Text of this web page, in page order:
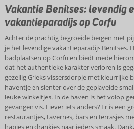
en suites
Zwembad
met
uitzicht
Vakantie Benitses: levendig
vakantieparadijs op Corfu
Achter de prachtig begroeide bergen met
je het levendige vakantieparadijs Benitses.
badplaatsen op Corfu en biedt mede
dat het authentieke karakter verloren is
gezellig Grieks vissersdorpje met kleurrijke
haventje en slenter over de geplaveide
leuke winkeltjes. In de haven is het volop
gevangen vis. Liever iets anders? Er is een
restaurantjes, tavernes, bars en terrasjes
hapjes en drankjes naar ieders smaak.